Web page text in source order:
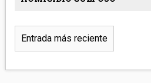
Entrada más reciente